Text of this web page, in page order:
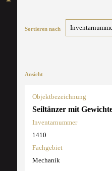
Sortieren nach
Ansicht
Objektbezeichnung
Seiltänzer mit
Inventarnummer
1410
Fachgebiet
Mechanik